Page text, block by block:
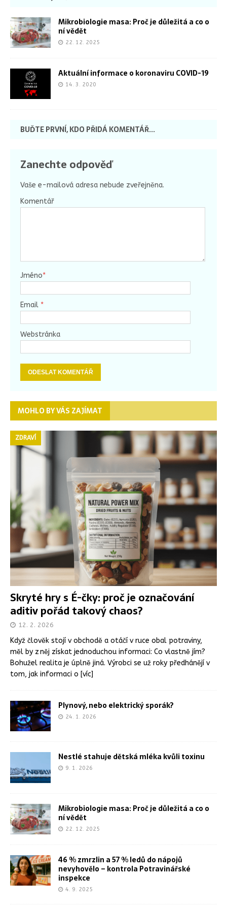
Mikrobiologie masa: Proč je důležitá a co o
ní vědět
22. 12. 2025
Aktuální informace o koronaviru COVID-19
14. 3. 2020
BUĎTE PRVNÍ, KDO PŘIDÁ KOMENTÁŘ...
Zanechte odpověď
Vaše e-mailová adresa nebude zveřejněna.
Komentář
Jméno*
Email *
Webstránka
MOHLO BY VÁS ZAJÍMAT
Skryté hry s É-čky: proč je označování
aditiv pořád takový chaos?
ZDRAVÍ
12. 2. 2026
Když člověk stojí v obchodě a otáčí v ruce obal potraviny,
měl by z něj získat jednoduchou informaci: Co vlastně jím?
Bohužel realita je úplně jiná. Výrobci se už roky předhánějí v
tom, jak informaci o [víc]
Plynový, nebo elektrický sporák?
24. 1. 2026
Nestlé stahuje dětská mléka kvůli toxinu
9. 1. 2026
Mikrobiologie masa: Proč je důležitá a co o
ní vědět
22. 12. 2025
46 % zmrzlin a 57 % ledů do nápojů
nevyhovělo – kontrola Potravinářské
inspekce
4. 9. 2025